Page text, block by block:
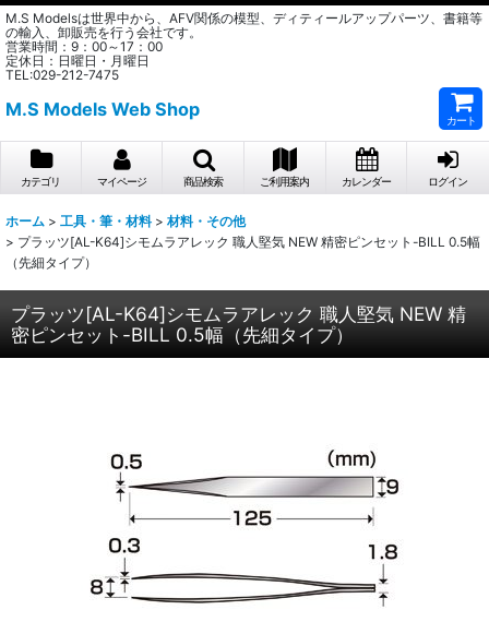
M.S Modelsは世界中から、AFV関係の模型、ディティールアップパーツ、書籍等
の輸入、卸販売を行う会社です。
営業時間：9：00～17：00
定休日：日曜日・月曜日
TEL:029-212-7475
M.S Models Web Shop
カート
カテゴリ マイページ 商品検索 ご利用案内 カレンダー ログイン
ホーム > 工具・筆・材料 > 材料・その他
> プラッツ[AL-K64]シモムラアレック 職人堅気 NEW 精密ピンセット-BILL 0.5幅
（先細タイプ）
プラッツ[AL-K64]シモムラアレック 職人堅気 NEW 精
密ピンセット-BILL 0.5幅（先細タイプ）